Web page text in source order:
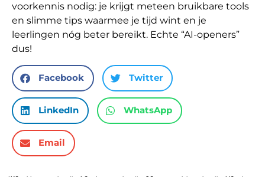
voorkennis nodig: je krijgt meteen bruikbare tools
en slimme tips waarmee je tijd wint en je
leerlingen nóg beter bereikt. Echte “AI-openers”
dus!
Facebook Twitter
LinkedIn WhatsApp
Email